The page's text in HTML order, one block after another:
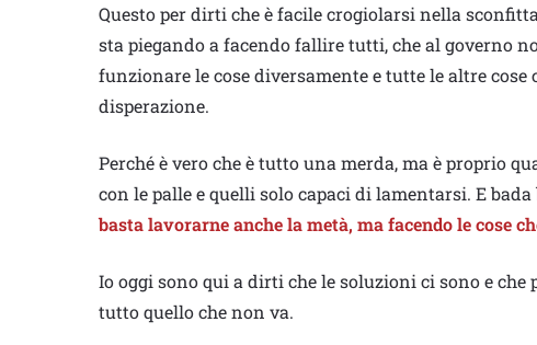
Questo per dirti che è facile crogiolarsi nella
sta piegando a facendo fallire tutti, che al governo
funzionare le cose diversamente e tutte le altre
disperazione.
Perché è vero che è tutto una merda, ma è proprio
con le palle e quelli solo capaci di lamentarsi. E bada
basta lavorarne anche la metà, ma facendo le cose
Io oggi sono qui a dirti che le soluzioni ci sono e
tutto quello che non va.